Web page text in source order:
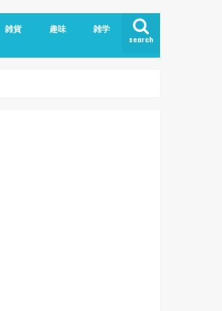
search
妊娠、出産
育児メモ
粉瘤
美容
肩こり
雑貨
家具/家電
手作り雑貨
日用雑貨
食品
趣味
おでかけログ
伊勢だより
映画/ドラマ
雑学
Blog/WordPress
PC、IT業務
アプリ/webサービス
英語